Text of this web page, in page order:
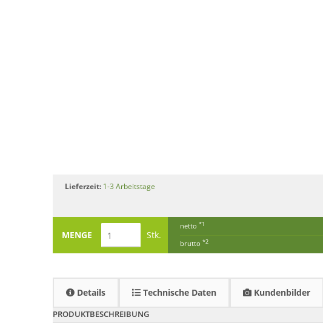
Lieferzeit: 1-3 Arbeitstage
MENGE Stk.
netto *1
brutto *2
Details Technische Daten Kundenbilder
PRODUKTBESCHREIBUNG